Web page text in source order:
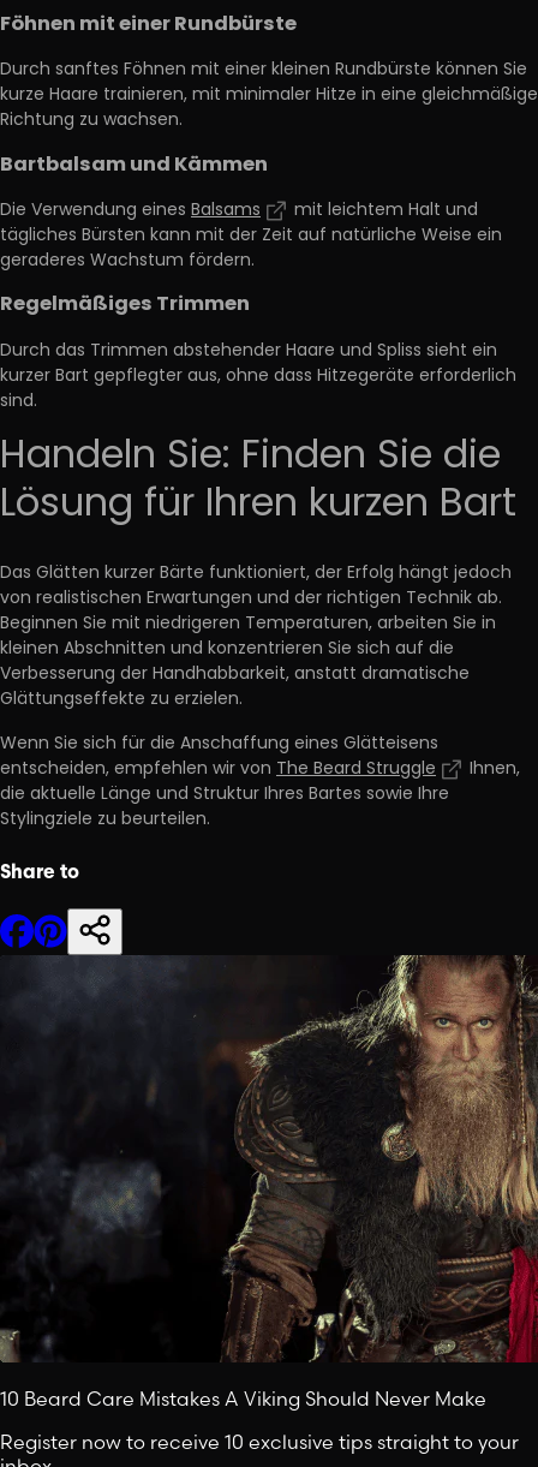
Föhnen mit einer Rundbürste
Durch sanftes Föhnen mit einer kleinen Rundbürste können Sie
kurze Haare trainieren, mit minimaler Hitze in eine gleichmäßige
Richtung zu wachsen.
Bartbalsam und Kämmen
Die Verwendung eines Balsams
mit leichtem Halt und
tägliches Bürsten kann mit der Zeit auf natürliche Weise ein
geraderes Wachstum fördern.
Regelmäßiges Trimmen
Durch das Trimmen abstehender Haare und Spliss sieht ein
kurzer Bart gepflegter aus,ohne dass Hitzegeräte erforderlich
sind.
Handeln Sie: Finden Sie die
Lösung für Ihren kurzen Bart
Das Glätten kurzer Bärte funktioniert, der Erfolg hängt jedoch
von realistischen Erwartungen und der richtigen Technik ab.
Beginnen Sie mit niedrigeren Temperaturen, arbeiten Sie in
kleinen Abschnitten und konzentrieren Sie sich auf die
Verbesserung der Handhabbarkeit,anstatt dramatische
Glättungseffekte zu erzielen.
Wenn Sie sich für die Anschaffung eines Glätteisens
entscheiden, empfehlen wir von The Beard Struggle
Ihnen,
die aktuelle Länge und Struktur Ihres Bartes sowie Ihre
Stylingziele zu beurteilen.
Share to
10 Beard Care Mistakes A Viking Should Never Make
Register now to receive 10 exclusive tips straight to your